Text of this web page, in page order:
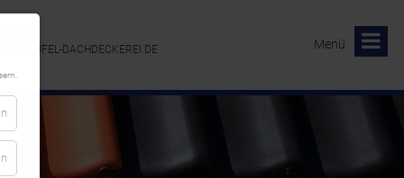
DACHDECKEREI.DE Menü